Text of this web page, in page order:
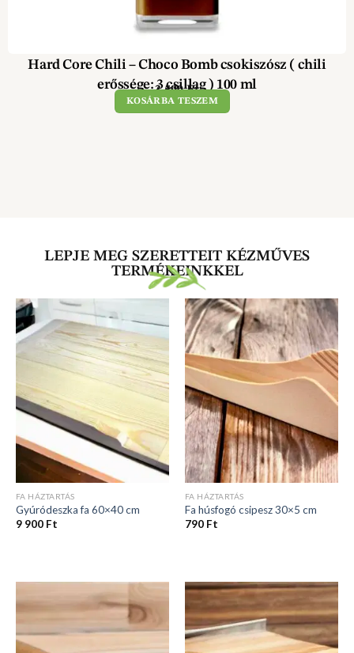
Hard Core Chili – Choco Bomb csokiszósz ( chili
erőssége: 3 csillag ) 100 ml
3 590Ft
KOSÁRBA TESZEM
LEPJE MEG SZERETTEIT KÉZMŰVES
TERMÉKEINKKEL
FA HÁZTARTÁS
Gyúródeszka fa 60×40 cm
9 900 Ft
FA HÁZTARTÁS
Fa húsfogó csipesz 30×5 cm
790 Ft